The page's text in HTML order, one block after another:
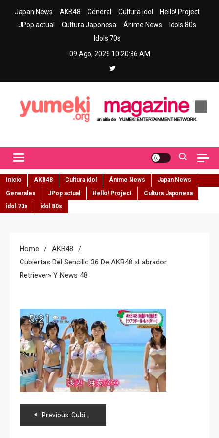
Japan News AKB48 General Cultura idol
Hello! Project
JPop actual
Cultura Japonesa Ánime News
Idols 80s
Idols 70s
09 Ago, 2026 10:20:37 AM
Inicio AKB48 Cultura idol Ánime News
Japan News
Generales
JPop actual Hello! Project
Cultura Japonesa
idol 70s
idol 80s
Home
AKB48
Cubiertas Del Sencillo 36 De AKB48 «Labrador
Retriever» Y News 48
Navegación
Previous: Cubiertas del sencillo 36 de AKB48 «Labrador Retriever» y news 48